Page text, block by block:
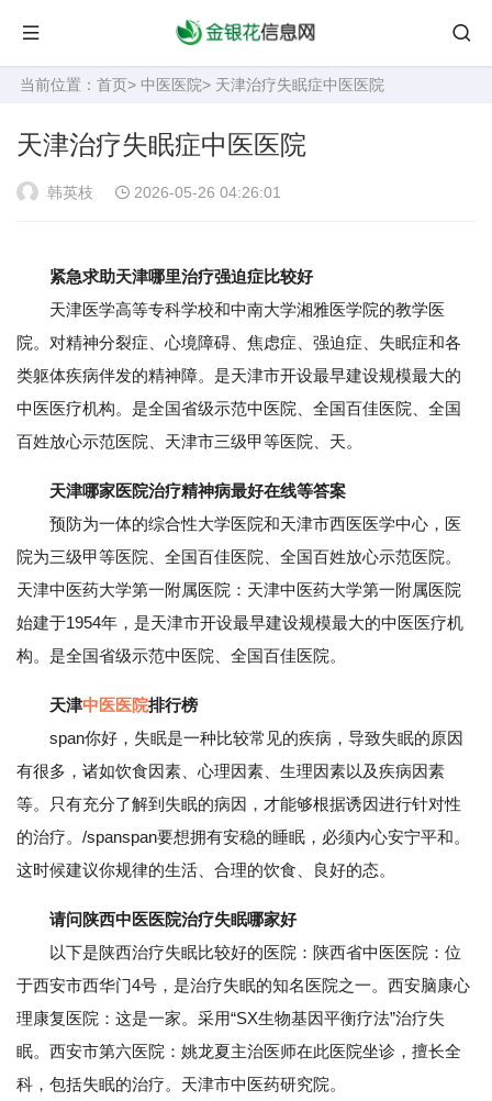
当前位置： 首页> 中医医院> 天津治疗失眠症中医医院
天津治疗失眠症中医医院
韩英枝 2026-05-26 04:26:01
紧急求助天津哪里治疗强迫症比较好
天津医学高等专科学校和中南大学湘雅医学院的教学医
院。对精神分裂症、心境障碍、焦虑症、强迫症、失眠症和各
类躯体疾病伴发的精神障。是天津市开设最早建设规模最大的
中医医疗机构。是全国省级示范中医院、全国百佳医院、全国
百姓放心示范医院、天津市三级甲等医院、天。
天津哪家医院治疗精神病最好在线等答案
预防为一体的综合性大学医院和天津市西医医学中心，医
院为三级甲等医院、全国百佳医院、全国百姓放心示范医院。
天津中医药大学第一附属医院：天津中医药大学第一附属医院
始建于1954年，是天津市开设最早建设规模最大的中医医疗机
构。是全国省级示范中医院、全国百佳医院。
天津中医医院排行榜
span你好，失眠是一种比较常见的疾病，导致失眠的原因
有很多，诸如饮食因素、心理因素、生理因素以及疾病因素
等。只有充分了解到失眠的病因，才能够根据诱因进行针对性
的治疗。/spanspan要想拥有安稳的睡眠，必须内心安宁平和。
这时候建议你规律的生活、合理的饮食、良好的态。
请问陕西中医医院治疗失眠哪家好
以下是陕西治疗失眠比较好的医院：陕西省中医医院：位
于西安市西华门4号，是治疗失眠的知名医院之一。西安脑康心
理康复医院：这是一家。采用“SX生物基因平衡疗法”治疗失
眠。西安市第六医院：姚龙夏主治医师在此医院坐诊，擅长全
科，包括失眠的治疗。天津市中医药研究院。